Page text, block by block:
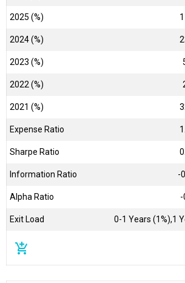
2025 (%)
2024 (%)
2023 (%)
2022 (%)
2021 (%)
Expense Ratio
Sharpe Ratio
Information Ratio -
Alpha Ratio -
Exit Load 0-1 Years (1%),1
add_shopping_cart